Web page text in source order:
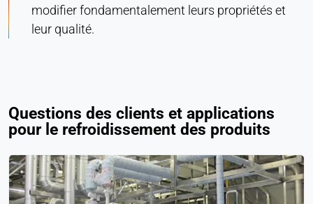
modifier fondamentalement leurs propriétés et
leur qualité.
Questions des clients et applications
pour le refroidissement des produits